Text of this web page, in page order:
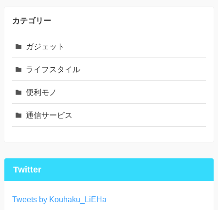
カテゴリー
ガジェット
ライフスタイル
便利モノ
通信サービス
Twitter
Tweets by Kouhaku_LiEHa